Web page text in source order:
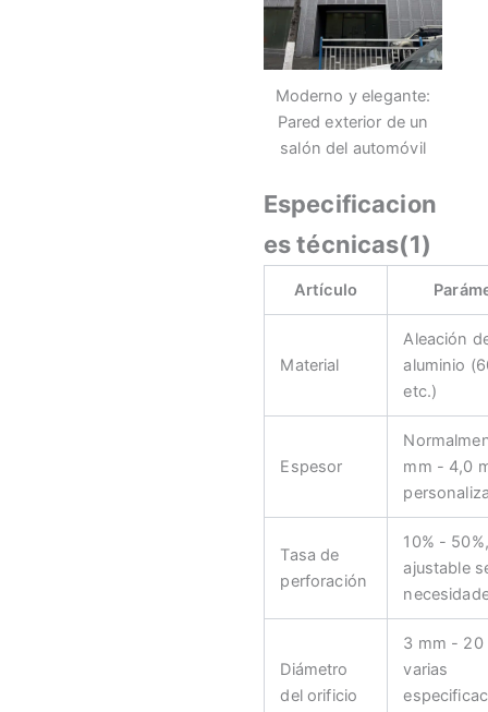
Moderno y elegante:
Pared exterior de un
salón del automóvil
Especificacion
es técnicas(1)
Artículo
Material
Aleación
aluminio
etc.)
Espesor
mm - 4,0
Tasa de
perforación
10% - 50%,
ajustable
Diámetro
del orificio
3 mm - 20
varias